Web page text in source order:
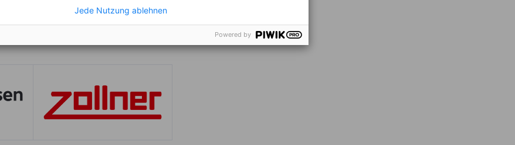
1/18. kép
1 / 18
Jede Nutzung ablehnen
Powered by